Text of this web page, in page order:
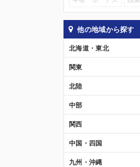
他の地域から探す
北海道・東北
関東
北陸
中部
関西
中国・四国
九州・沖縄